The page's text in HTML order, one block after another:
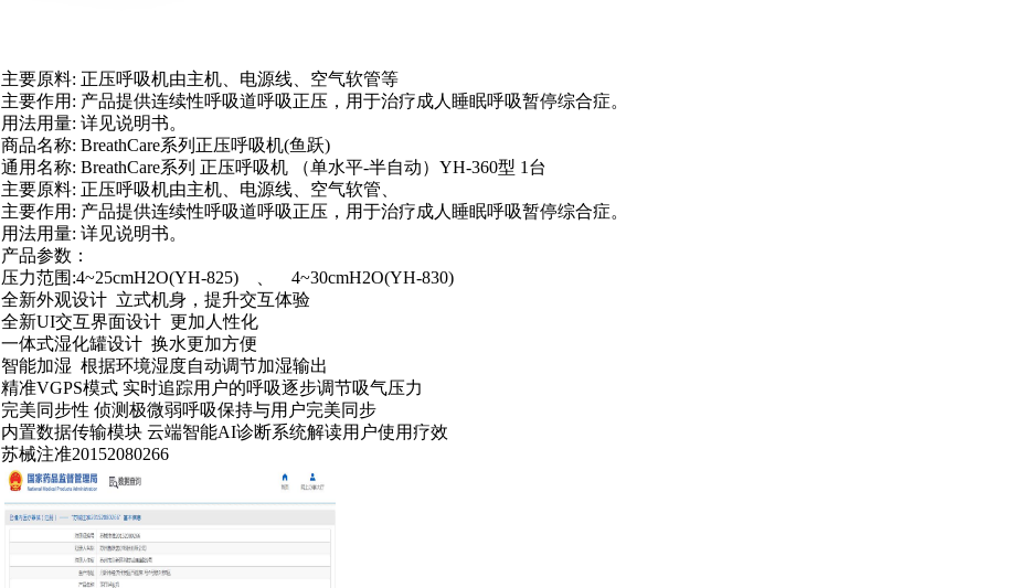
1 2
主要原料: 正压呼吸机由主机、电源线、空气软管等
主要作用: 产品提供连续性呼吸道呼吸正压，用于治疗成人睡眠呼吸暂停综合症。
用法用量: 详见说明书。
商品名称: BreathCare系列正压呼吸机(鱼跃)
通用名称: BreathCare系列 正压呼吸机 （单水平-半自动）YH-360型 1台
主要原料: 正压呼吸机由主机、电源线、空气软管、
主要作用: 产品提供连续性呼吸道呼吸正压，用于治疗成人睡眠呼吸暂停综合症。
用法用量: 详见说明书。
产品参数：
压力范围:4~25cmH2O(YH-825) 、 4~30cmH2O(YH-830)
全新外观设计 立式机身，提升交互体验
全新UI交互界面设计 更加人性化
一体式湿化罐设计 换水更加方便
智能加湿 根据环境湿度自动调节加湿输出
精准VGPS模式 实时追踪用户的呼吸逐步调节吸气压力
完美同步性 侦测极微弱呼吸保持与用户完美同步
内置数据传输模块 云端智能AI诊断系统解读用户使用疗效
苏械注准20152080266